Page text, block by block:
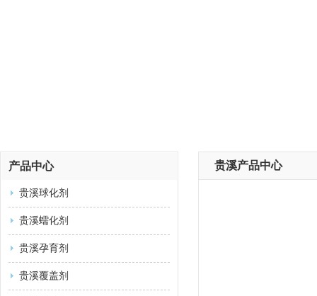
产品中心
贵溪球化剂
贵溪蠕化剂
贵溪孕育剂
贵溪覆盖剂
贵溪产品中心